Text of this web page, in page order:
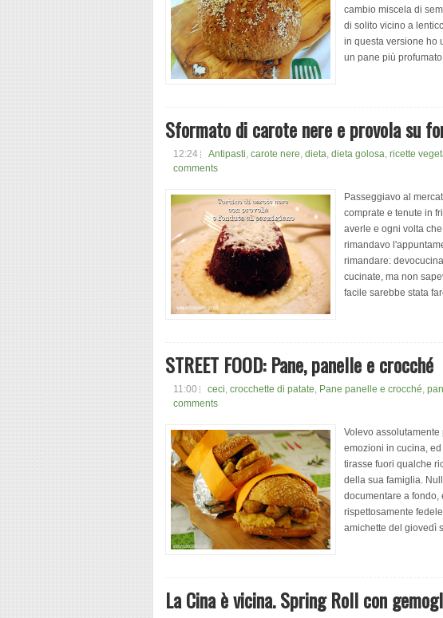
cambio miscela di
di solito vicino a
in questa versione ho
un pane più
Sformato di carote nere e provola su
12:24 Antipasti, carote nere, dieta, dieta golosa, ricette
comments
Passeggiavo al
comprate e tenute in
averle e ogni volta
rimandavo
rimandare:
cucinate, ma non
facile sarebbe stata
STREET FOOD: Pane, panelle e crocché
11:00 ceci, crocchette di patate, Pane panelle e crocché,
comments
Volevo
emozioni in cucina,
tirasse fuori qualche
della sua famiglia.
documentare a fondo,
rispettosamente
amichette del giovedì
La Cina è vicina. Spring Roll con